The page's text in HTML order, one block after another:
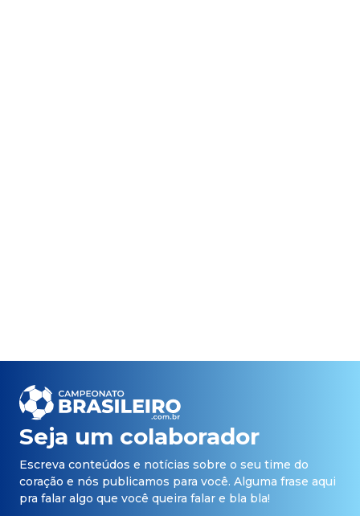
Seja um colaborador
Escreva conteúdos e notícias sobre o seu time do
coração e nós publicamos para você. Alguma frase aqui
pra falar algo que você queira falar e bla bla!